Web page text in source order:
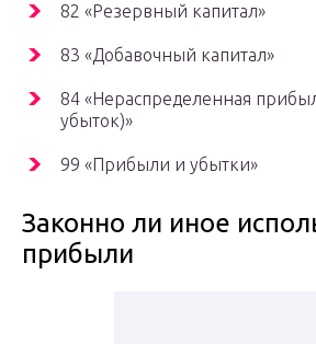
82 «Резервный капитал»
83 «Добавочный капитал»
84 «Нераспределенная
убыток)»
99 «Прибыли и убытки»
Законно ли иное
прибыли